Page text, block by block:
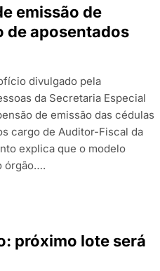
emissão de
de aposentados
divulgado pela
da Secretaria Especial
de emissão das cédulas
cargo de Auditor-Fiscal da
explica que o modelo
órgão….
próximo lote será